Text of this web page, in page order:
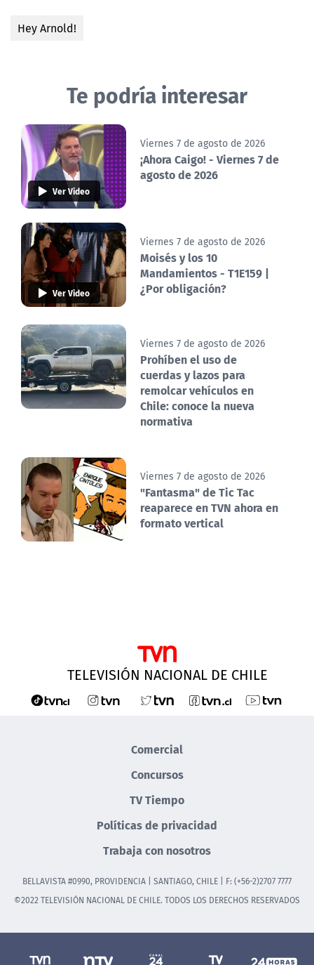
Hey Arnold!
Te podría interesar
Ver Video
Viernes 7 de agosto de 2026
¡Ahora Caigo! - Viernes 7 de
agosto de 2026
Ver Video
Viernes 7 de agosto de 2026
Moisés y los 10
Mandamientos - T1E159 |
¿Por obligación?
Viernes 7 de agosto de 2026
Prohíben el uso de
cuerdas y lazos para
remolcar vehículos en
Chile: conoce la nueva
normativa
Viernes 7 de agosto de 2026
"Fantasma" de Tic Tac
reaparece en TVN ahora en
formato vertical
TELEVISIÓN NACIONAL DE CHILE
Comercial
Concursos
TV Tiempo
Políticas de privacidad
Trabaja con nosotros
BELLAVISTA #0990, PROVIDENCIA | SANTIAGO, CHILE | F: (+56-2)2707 7777
©2022 TELEVISIÓN NACIONAL DE CHILE. TODOS LOS DERECHOS RESERVADOS